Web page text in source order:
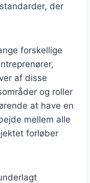
der
forskellige
af disse
og roller
at have en
mellem alle
forløber